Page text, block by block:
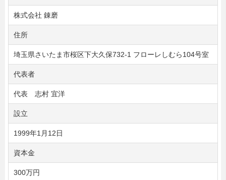
株式会社 錬磨
住所
埼玉県さいたま市桜区下大久保732-1 フローレしむら104号室
代表者
代表 志村 宜洋
設立
1999年1月12日
資本金
300万円